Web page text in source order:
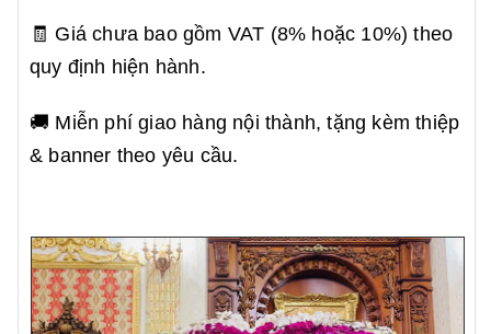
🧾 Giá chưa bao gồm VAT (8% hoặc 10%) theo
quy định hiện hành.
🚚 Miễn phí giao hàng nội thành, tặng kèm thiệp
& banner theo yêu cầu.